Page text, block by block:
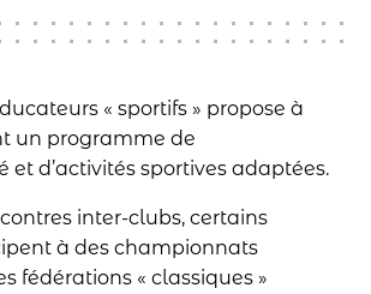
« sportifs » propose à
un programme de
et d’activités sportives adaptées.
inter-clubs, certains
à des championnats
fédérations « classiques »